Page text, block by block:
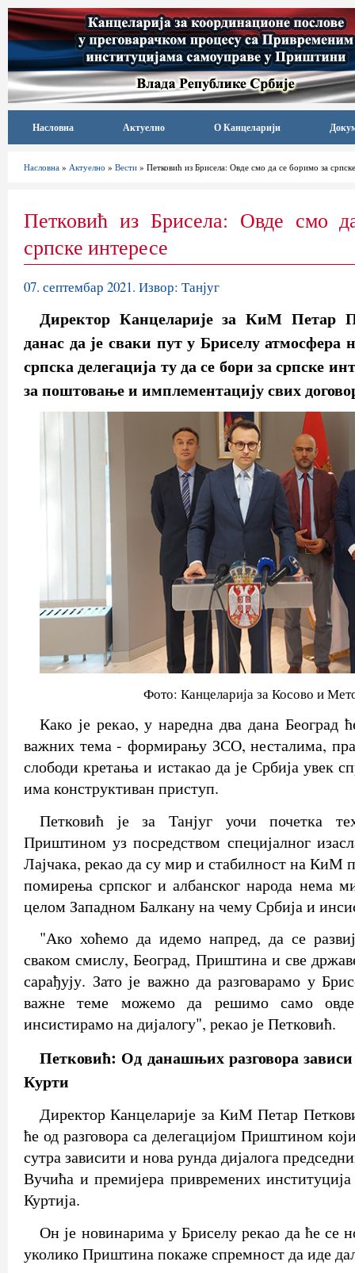
Насловна Актуелно О Канцеларији
Насловна » Актуелно » Вести » Петковић из Брисела: Овде смо да се боримо за
Петковић из Брисела: Овде смо
српске интересе
07. септембар 2021. Извор: Танјуг
Директор Канцеларије за КиМ Петар
данас да је сваки пут у Бриселу атмосфера
српска делегација ту да се бори за српске
за поштовање и имплементацију свих
Фото: Канцеларија за Косово и
Како је рекао, у наредна два дана Београд
важних тема - формирању ЗСО, несталима,
слободи кретања и истакао да је Србија увек
има конструктиван приступ.
Петковић је за Танјуг уочи почетка
Приштином уз посредством специјалног
Лајчака, рекао да су мир и стабилност на КиМ
помирења српског и албанског народа нема
целом Западном Балкану на чему Србија и
"Ако хоћемо да идемо напред, да се
сваком смислу, Београд, Приштина и све
сарађују. Зато је важно да разговарамо у
важне теме можемо да решимо само
инсистирамо на дијалогу", рекао је Петковић.
Петковић: Од данашњих разговора
Курти
Директор Канцеларије за КиМ Петар
ће од разговора са делегацијом Приштином
сутра зависити и нова рунда дијалога
Вучића и премијера привремених
Куртија.
Он је новинарима у Бриселу рекао да ће се
уколико Приштина покаже спремност да иде